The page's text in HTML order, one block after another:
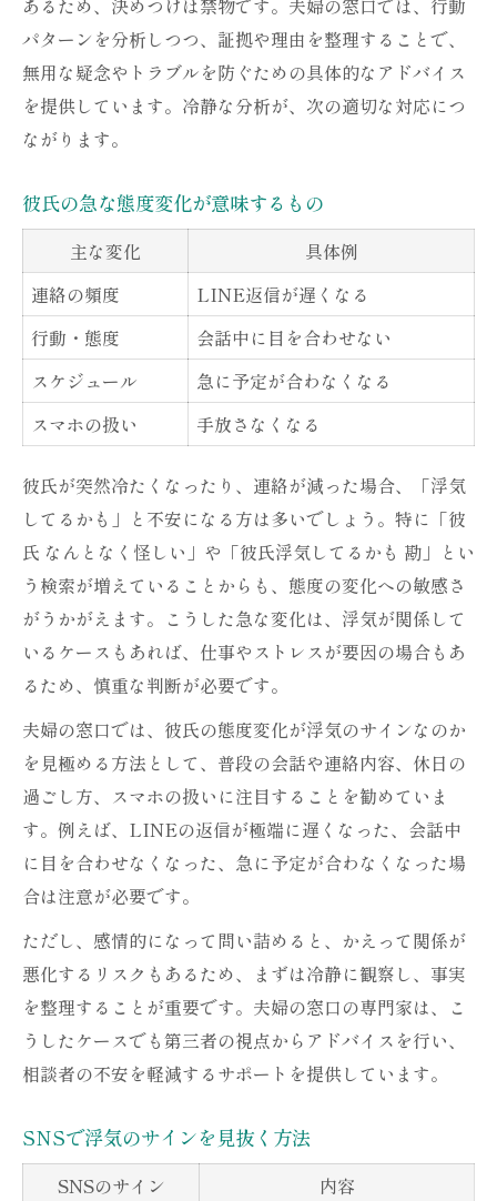
パターンを分析しつつ、証拠や理由を整理することで、
無用な疑念やトラブルを防ぐための具体的なアドバイス
を提供しています。冷静な分析が、次の適切な対応につ
ながります。
彼氏の急な態度変化が意味するもの
主な変化
具体例
連絡の頻度
LINE返信が遅くなる
行動・態度
会話中に目を合わせない
スケジュール
急に予定が合わなくなる
スマホの扱い
手放さなくなる
彼氏が突然冷たくなったり、連絡が減った場合、「浮気
してるかも」と不安になる方は多いでしょう。特に「彼
氏 なんとなく怪しい」や「彼氏浮気してるかも 勘」とい
う検索が増えていることからも、態度の変化への敏感さ
がうかがえます。こうした急な変化は、浮気が関係して
いるケースもあれば、仕事やストレスが要因の場合もあ
るため、慎重な判断が必要です。
夫婦の窓口では、彼氏の態度変化が浮気のサインなのか
を見極める方法として、普段の会話や連絡内容、休日の
過ごし方、スマホの扱いに注目することを勧めていま
す。例えば、LINEの返信が極端に遅くなった、会話中
に目を合わせなくなった、急に予定が合わなくなった場
合は注意が必要です。
ただし、感情的になって問い詰めると、かえって関係が
悪化するリスクもあるため、まずは冷静に観察し、事実
を整理することが重要です。夫婦の窓口の専門家は、こ
うしたケースでも第三者の視点からアドバイスを行い、
相談者の不安を軽減するサポートを提供しています。
SNSで浮気のサインを見抜く方法
SNSのサイン 内容